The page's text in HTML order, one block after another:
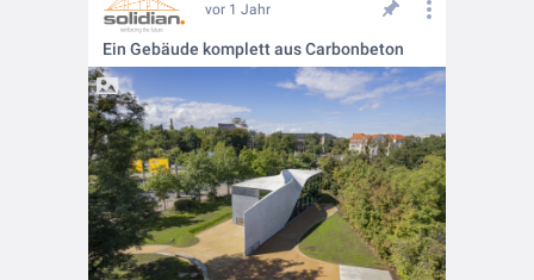
vor 1 Jahr
Ein Gebäude komplett aus Carbonbeton